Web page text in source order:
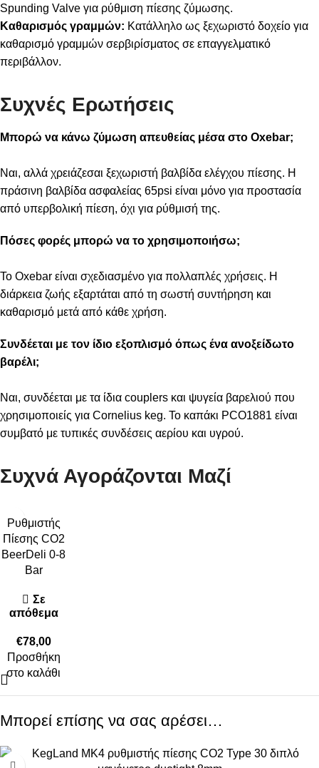
Spunding Valve για ρύθμιση πίεσης ζύμωσης.
Καθαρισμός γραμμών: Κατάλληλο ως ξεχωριστό δοχείο για
καθαρισμό γραμμών σερβιρίσματος σε επαγγελματικό
περιβάλλον.
Συχνές Ερωτήσεις
Μπορώ να κάνω ζύμωση απευθείας μέσα στο Oxebar;
Ναι, αλλά χρειάζεσαι ξεχωριστή βαλβίδα ελέγχου πίεσης. Η
πράσινη βαλβίδα ασφαλείας 65psi είναι μόνο για προστασία
από υπερβολική πίεση, όχι για ρύθμισή της.
Πόσες φορές μπορώ να το χρησιμοποιήσω;
Το Oxebar είναι σχεδιασμένο για πολλαπλές χρήσεις. Η
διάρκεια ζωής εξαρτάται από τη σωστή συντήρηση και
καθαρισμό μετά από κάθε χρήση.
Συνδέεται με τον ίδιο εξοπλισμό όπως ένα ανοξείδωτο
βαρέλι;
Ναι, συνδέεται με τα ίδια couplers και ψυγεία βαρελιού που
χρησιμοποιείς για Cornelius keg. Το καπάκι PCO1881 είναι
συμβατό με τυπικές συνδέσεις αερίου και υγρού.
Συχνά Αγοράζονται Μαζί
Ρυθμιστής
Πίεσης CO2
BeerDeli 0-8
Bar
Σε
απόθεμα
€78,00
Προσθήκη
στο καλάθι
Μπορεί επίσης να σας αρέσει…